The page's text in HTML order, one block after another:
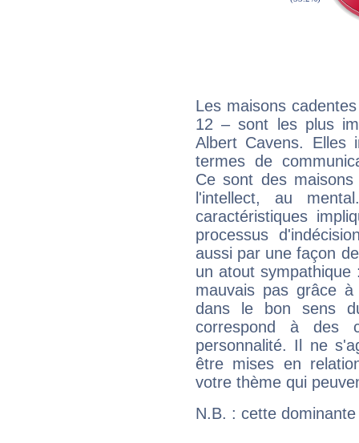
Les maisons
12 – sont les plus
Albert Cavens. Elles
termes de
Ce sont des
l'intellect, au
caractéristiques
processus
aussi par une façon
un atout
mauvais pas grâce
dans le bon sens
correspond à des
personnalité. Il ne
être mises en
votre thème qui
N.B. : cette